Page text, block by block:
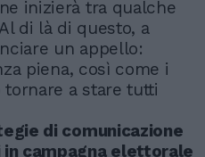
inizierà tra qualche
di là di questo, a
un appello:
piena, così come i
tornare a stare tutti
di comunicazione
campagna elettorale